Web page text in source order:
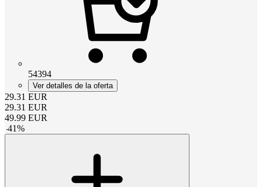
54394
Ver detalles de la oferta
29.31 EUR
29.31 EUR
49.99 EUR
-41%